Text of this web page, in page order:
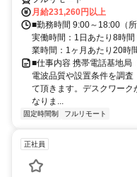
月給231,260円以上
■勤務時間 9:00～18:00（
実働時間：1日あたり8時
業時間：1ヶ月あたり20時
■仕事内容 携帯電話基地局
電波品質や設置条件を調
て頂きます。デスクワー
なりま...
固定時間制 フルリモート
正社員